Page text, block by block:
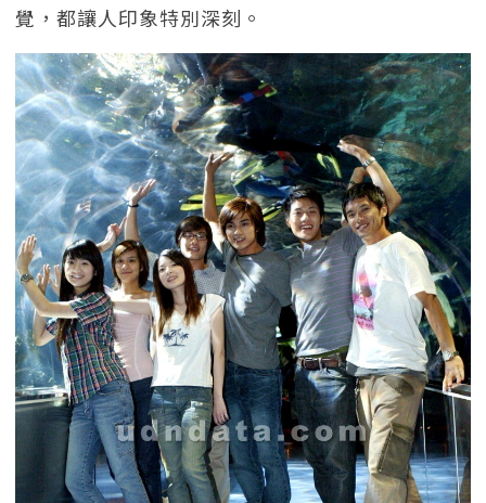
覺，都讓人印象特別深刻。